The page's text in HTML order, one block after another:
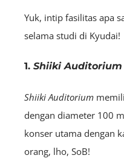
Yuk, intip fasilitas apa
selama studi di Kyudai!
1. Shiiki Auditorium
Shiiki Auditorium
dengan diameter 100
konser utama dengan
orang, lho, SoB!